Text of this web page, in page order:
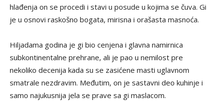
hlađenja on se procedi i stavi u posude u kojima se čuva. Gi
je u osnovi raskošno bogata, mirisna i orašasta masnoća.
Hiljadama godina je gi bio cenjena i glavna namirnica
subkontinentalne prehrane, ali je pao u nemilost pre
nekoliko decenija kada su se zasićene masti uglavnom
smatrale nezdravim. Međutim, on je sastavni deo kuhinje i
samo najukusnija jela se prave sa gi maslacom.